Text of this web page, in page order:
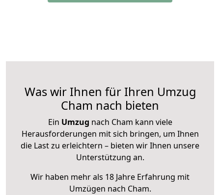
Was wir Ihnen für Ihren Umzug
Cham nach bieten
Ein Umzug nach Cham kann viele
Herausforderungen mit sich bringen, um Ihnen
die Last zu erleichtern – bieten wir Ihnen unsere
Unterstützung an.
Wir haben mehr als 18 Jahre Erfahrung mit
Umzügen nach Cham.